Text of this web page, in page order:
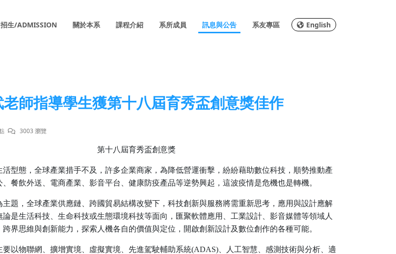
招生/ADMISSION 關於本系 課程介紹 系所成員 訊息與公告 系友專區 English
師指導學生獲第十八屆育秀盃創意獎佳作
3003 瀏覽
第十八屆育秀盃創意獎
型態，全球產業措手不及，許多企業商家，為降低營運衝擊，紛紛藉助數位科技，順勢推動產
餐飲外送、電商產業、影音平台、健康防疫產品等逆勢興起，這波疫情是危機也是轉機。
主題，全球產業供應鏈、跨國貿易結構改變下，科技創新與服務將需重新思考，應用與設計應解
是生活科技、生命科技或生態環境科技等面向，匯聚軟體應用、工業設計、影音媒體等領域人
界思維與創新能力，探索人機各自的價值與定位，開啟創新設計及數位創作的各種可能。
以物聯網、擴增實境、虛擬實境、先進駕駛輔助系統(ADAS)、人工智慧、感測技術與分析、適